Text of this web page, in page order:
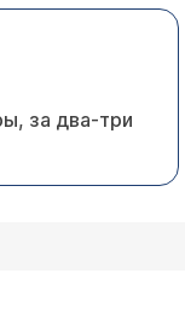
за два-три